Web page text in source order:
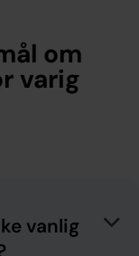
om
varig
vanlig